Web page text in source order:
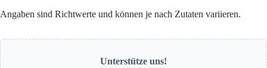
Angaben sind Richtwerte und können je nach Zutaten variieren.
Unterstütze uns!